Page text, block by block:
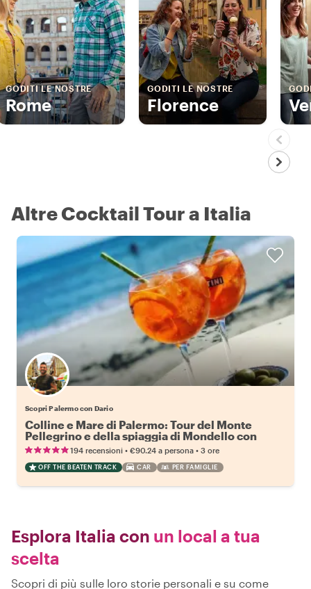
GODITI LE NOSTRE
Rome
GODITI LE NOSTRE
Florence
Altre Cocktail Tour a Italia
Scopri Palermo con Dario
Colline e Mare di Palermo: Tour del Monte
Pellegrino e della spiaggia di Mondello con
Spritz e Pasto194 recensioni • €90.24 a persona • 3 ore
OFF THE BEATEN TRACK CAR PER FAMIGLIE
Esplora Italia con un local a tua
scelta
Scopri di più sulle loro storie personali e su come